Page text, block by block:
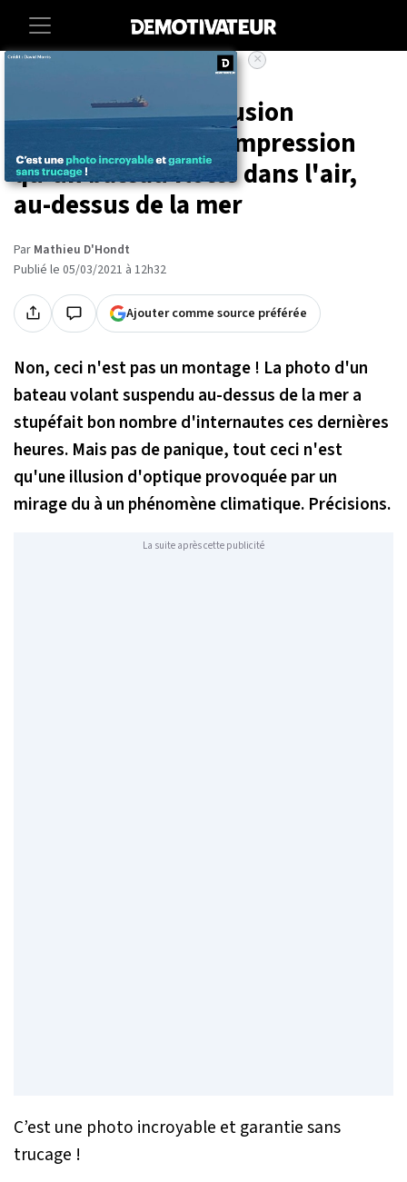
Cette incroyable illusion
d'optique donne l'impression
qu'un bateau flotte dans l'air,
au-dessus de la mer
Par Mathieu D'Hondt
Publié le 05/03/2021 à 12h32
Ajouter comme source préférée
×
Non, ceci n'est pas un montage ! La photo d'un
bateau volant suspendu au-dessus de la mer a
stupéfait bon nombre d'internautes ces dernières
heures. Mais pas de panique, tout ceci n'est
qu'une illusion d'optique provoquée par un
mirage du à un phénomène climatique. Précisions.
La suite après cette publicité
C’est une photo incroyable et garantie sans
trucage !